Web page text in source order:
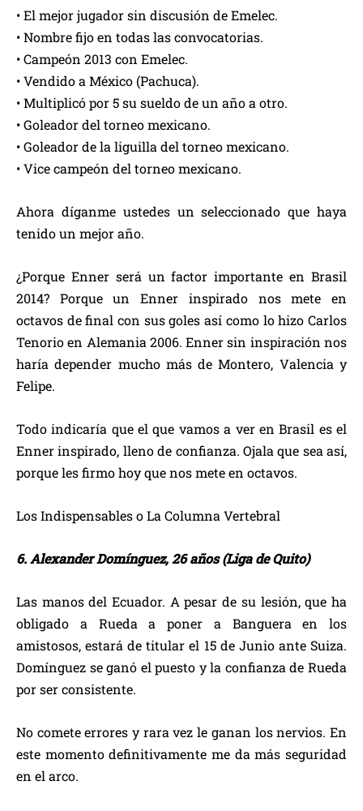
• El mejor jugador sin discusión de Emelec.
• Nombre fijo en todas las convocatorias.
• Campeón 2013 con Emelec.
• Vendido a México (Pachuca).
• Multiplicó por 5 su sueldo de un año a otro.
• Goleador del torneo mexicano.
• Goleador de la liguilla del torneo mexicano.
• Vice campeón del torneo mexicano.
Ahora díganme ustedes un seleccionado que haya
tenido un mejor año.
¿Porque Enner será un factor importante en Brasil
2014? Porque un Enner inspirado nos mete en
octavos de final con sus goles así como lo hizo Carlos
Tenorio en Alemania 2006. Enner sin inspiración nos
haría depender mucho más de Montero, Valencia y
Felipe.
Todo indicaría que el que vamos a ver en Brasil es el
Enner inspirado, lleno de confianza. Ojala que sea así,
porque les firmo hoy que nos mete en octavos.
Los Indispensables o La Columna Vertebral
6. Alexander Domínguez, 26 años (Liga de Quito)
Las manos del Ecuador. A pesar de su lesión, que ha
obligado a Rueda a poner a Banguera en los
amistosos, estará de titular el 15 de Junio ante Suiza.
Domínguez se ganó el puesto y la confianza de Rueda
por ser consistente.
No comete errores y rara vez le ganan los nervios. En
este momento definitivamente me da más seguridad
en el arco.